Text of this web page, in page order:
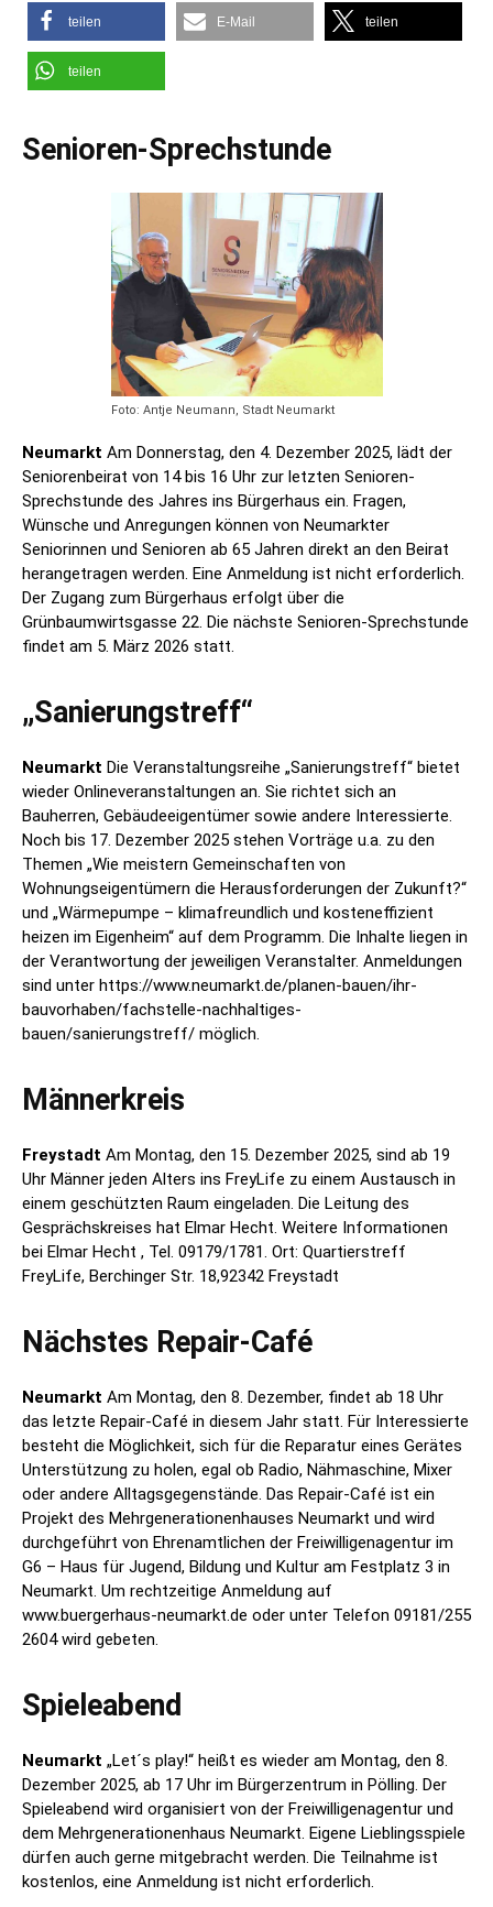
teilen E-Mail teilen
teilen
Senioren-Sprechstunde
Foto: Antje Neumann, Stadt Neumarkt
Neumarkt Am Donnerstag, den 4. Dezember 2025, lädt der
Seniorenbeirat von 14 bis 16 Uhr zur letzten Senioren-
Sprechstunde des Jahres ins Bürgerhaus ein. Fragen,
Wünsche und Anregungen können von Neumarkter
Seniorinnen und Senioren ab 65 Jahren direkt an den Beirat
herangetragen werden. Eine Anmeldung ist nicht erforderlich.
Der Zugang zum Bürgerhaus erfolgt über die
Grünbaumwirtsgasse 22. Die nächste Senioren-Sprechstunde
findet am 5. März 2026 statt.
„Sanierungstreff“
Neumarkt Die Veranstaltungsreihe „Sanierungstreff“ bietet
wieder Onlineveranstaltungen an. Sie richtet sich an
Bauherren, Gebäudeeigentümer sowie andere Interessierte.
Noch bis 17. Dezember 2025 stehen Vorträge u.a. zu den
Themen „Wie meistern Gemeinschaften von
Wohnungseigentümern die Herausforderungen der Zukunft?“
und „Wärmepumpe – klimafreundlich und kosteneffizient
heizen im Eigenheim“ auf dem Programm. Die Inhalte liegen in
der Verantwortung der jeweiligen Veranstalter. Anmeldungen
sind unter https://www.neumarkt.de/planen-bauen/ihr-
bauvorhaben/fachstelle-nachhaltiges-
bauen/sanierungstreff/ möglich.
Männerkreis
Freystadt Am Montag, den 15. Dezember 2025, sind ab 19
Uhr Männer jeden Alters ins FreyLife zu einem Austausch in
einem geschützten Raum eingeladen. Die Leitung des
Gesprächskreises hat Elmar Hecht. Weitere Informationen
bei Elmar Hecht , Tel. 09179/1781. Ort: Quartierstreff
FreyLife, Berchinger Str. 18,92342 Freystadt
Nächstes Repair-Café
Neumarkt Am Montag, den 8. Dezember, findet ab 18 Uhr
das letzte Repair-Café in diesem Jahr statt. Für Interessierte
besteht die Möglichkeit, sich für die Reparatur eines Gerätes
Unterstützung zu holen, egal ob Radio, Nähmaschine, Mixer
oder andere Alltagsgegenstände. Das Repair-Café ist ein
Projekt des Mehrgenerationenhauses Neumarkt und wird
durchgeführt von Ehrenamtlichen der Freiwilligenagentur im
G6 – Haus für Jugend, Bildung und Kultur am Festplatz 3 in
Neumarkt. Um rechtzeitige Anmeldung auf
www.buergerhaus-neumarkt.de oder unter Telefon 09181/255
2604 wird gebeten.
Spieleabend
Neumarkt „Let´s play!“ heißt es wieder am Montag, den 8.
Dezember 2025, ab 17 Uhr im Bürgerzentrum in Pölling. Der
Spieleabend wird organisiert von der Freiwilligenagentur und
dem Mehrgenerationenhaus Neumarkt. Eigene Lieblingsspiele
dürfen auch gerne mitgebracht werden. Die Teilnahme ist
kostenlos, eine Anmeldung ist nicht erforderlich.